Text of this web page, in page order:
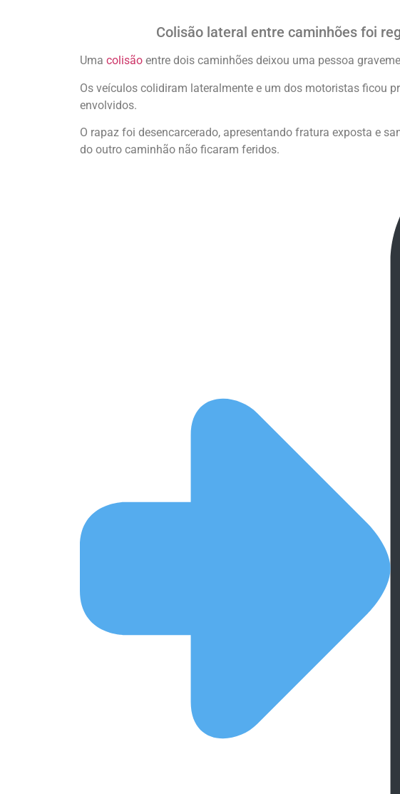
Colisão lateral entre caminhões foi
Uma colisão entre dois caminhões deixou uma pessoa
Os veículos colidiram lateralmente e um dos motoristas ficou
envolvidos.
O rapaz foi desencarcerado, apresentando fratura exposta e
do outro caminhão não ficaram feridos.